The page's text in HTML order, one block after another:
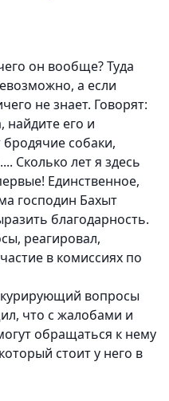
он вообще? Туда
а если
не знает. Говорят:
найдите его и
бродячие собаки,
Сколько лет я здесь
Единственное,
господин Бахыт
благодарность.
реагировал,
в комиссиях по
курирующий вопросы
что с жалобами и
обращаться к нему
стоит у него в